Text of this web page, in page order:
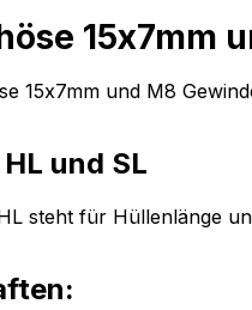
15x7mm
15x7mm und M8
und SL
steht für Hüllenlänge